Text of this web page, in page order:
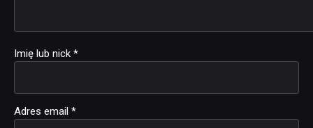
Imię lub nick *
Adres email *